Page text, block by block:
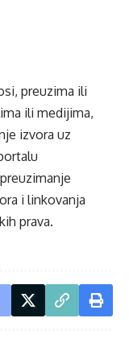
preuzima ili
ili medijima,
izvora uz
i linkovanja
prava.